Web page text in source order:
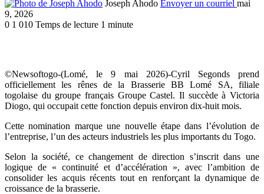
Joseph Ahodo Envoyer un courriel mai
9, 2026
0 1 010 Temps de lecture 1 minute
©Newsoftogo-(Lomé, le 9 mai 2026)-Cyril Segondsprend
officiellement les rênes de la Brasserie BB Lomé SA, filiale
togolaise du groupe français Groupe Castel. Il succède à Victoria
Diogo, qui occupait cette fonction depuis environ dix-huit mois.
Cette nomination marque une nouvelle étape dans l’évolution de
l’entreprise, l’un des acteurs industriels les plus importants du Togo.
Selon la société, ce changement de direction s’inscrit dans une
logique de « continuité et d’accélération », avec l’ambition de
consolider les acquis récents tout en renforçant la dynamique de
croissance de la brasserie.